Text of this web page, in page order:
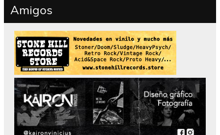
Amigos